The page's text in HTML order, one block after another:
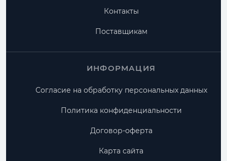
Контакты
Поставщикам
ИНФОРМАЦИЯ
Согласие на обработку персональных данных
Политика конфиденциальности
Договор-оферта
Карта сайта